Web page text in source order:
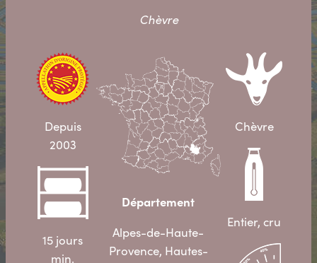
Chèvre
Depuis
2003
15 jours
min.
Département
Alpes-de-Haute-
Provence, Hautes-
Chèvre
Entier, cru